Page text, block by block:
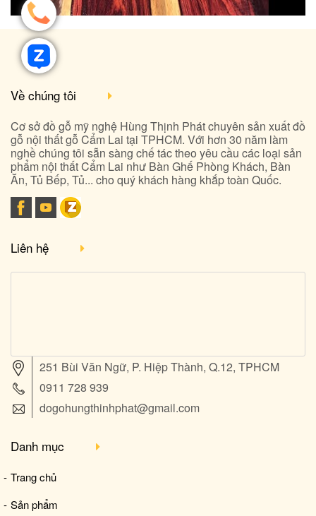
Về chúng tôi
Cơ sở đồ gỗ mỹ nghệ Hùng Thịnh Phát chuyên sản xuất đồ
gỗ nội thất gỗ Cẩm Lai tại TPHCM. Với hơn 30 năm làm
nghề chúng tôi sẵn sàng chế tác theo yêu cầu các loại sản
phẩm nội thất Cẩm Lai như Bàn Ghế Phòng Khách, Bàn
Ăn, Tủ Bếp, Tủ... cho quý khách hàng khắp toàn Quốc.
Liên hệ
251 Bùi Văn Ngữ, P. Hiệp Thành, Q.12, TPHCM
0911 728 939
dogohungthinhphat@gmail.com
Danh mục
Trang chủ
Sản phẩm